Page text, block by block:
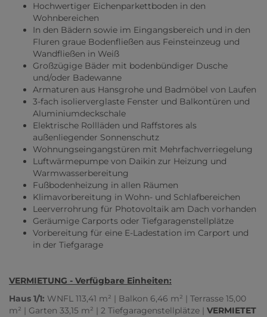
Hochwertiger Eichenparkettboden in den
Wohnbereichen
In den Bädern sowie im Eingangsbereich und in den
Fluren graue Bodenfließen aus Feinsteinzeug und
Wandfließen in Weiß
Großzügige Bäder mit bodenbündiger Dusche
und/oder Badewanne
Armaturen aus Hansgrohe und Badmöbel von Laufen
3-fach isolierverglaste Fenster und Balkontüren und
Aluminiumdeckschale
Elektrische Rollläden und Raffstores als
außenliegender Sonnenschutz
Wohnungseingangstüren mit Mehrfachverriegelung
Luftwärmepumpe von Daikin zur Heizung und
Warmwasserbereitung
Fußbodenheizung in allen Räumen
Klimavorbereitung in Wohn- und Schlafbereichen
Leerverrohrung für Photovoltaik am Dach vorhanden
Geräumige Carports oder Tiefgaragenstellplätze
Vorbereitung für eine E-Ladestation im Carport und
in der Tiefgarage
VERMIETUNG - Verfügbare Einheiten:
Haus 1/1: WNFL 113,41 m² | Balkon 6,46 m² | Terrasse 15,00
m² | Garten 33,15 m² | 2 Tiefgaragenstellplätze | VERMIETET